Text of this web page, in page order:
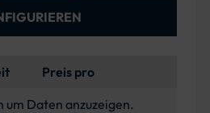
Preis pro
um Daten anzuzeigen.